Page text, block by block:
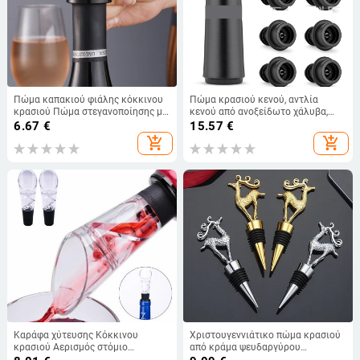
Πώμα καπακιού φιάλης κόκκινου
κρασιού Πώμα στεγανοποίησης με
ηλεκτρική σκούπα Πώμα κρασιού
σαμπάνιας φελλού Εργαλεία μπαρ
6.67 €
add_shopping_cart
Πώμα κρασιού κενού, αντλία
κενού από ανοξείδωτο χάλυβα,
πώμα κρασιού, συσκευή
αποθήκευσης κρασιού με μία
αντλία και δύο πώματα.
15.57 €
add_shopping_cart
Καράφα χύτευσης Κόκκινου
κρασιού Αερισμός στόμιο
Χριστουγεννιάτικο πώμα κρασιού
από κράμα ψευδαργύρου